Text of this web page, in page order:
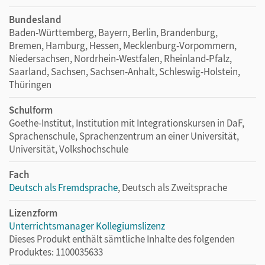
Bundesland
Baden-Württemberg, Bayern, Berlin, Brandenburg,
Bremen, Hamburg, Hessen, Mecklenburg-Vorpommern,
Niedersachsen, Nordrhein-Westfalen, Rheinland-Pfalz,
Saarland, Sachsen, Sachsen-Anhalt, Schleswig-Holstein,
Thüringen
Schulform
Goethe-Institut, Institution mit Integrationskursen in DaF,
Sprachenschule, Sprachenzentrum an einer Universität,
Universität, Volkshochschule
Fach
Deutsch als Fremdsprache, Deutsch als Zweitsprache
Lizenzform
Unterrichtsmanager Kollegiumslizenz
Dieses Produkt enthält sämtliche Inhalte des folgenden
Produktes: 1100035633